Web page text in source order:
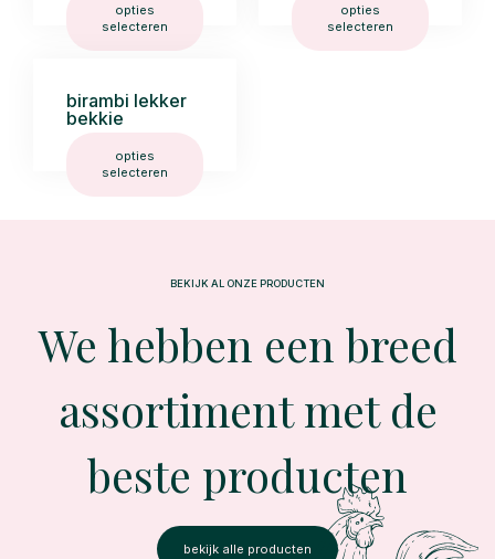
opties
selecteren
opties
selecteren
birambi lekker
bekkie
opties
selecteren
BEKIJK AL ONZE PRODUCTEN
We hebben een breed
assortiment met de
beste producten
bekijk alle producten